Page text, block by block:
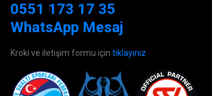
0551 173 17 35
WhatsApp Mesaj
Kroki ve iletişim formu için tıklayınız